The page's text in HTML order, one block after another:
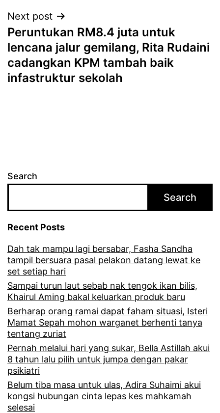
Next post
Peruntukan RM8.4 juta untuk
lencana jalur gemilang, Rita Rudaini
cadangkan KPM tambah baik
infastruktur sekolah
Search
Search
Recent Posts
Dah tak mampu lagi bersabar, Fasha Sandha
tampil bersuara pasal pelakon datang lewat ke
set setiap hari
Sampai turun laut sebab nak tengok ikan bilis,
Khairul Aming bakal keluarkan produk baru
Berharap orang ramai dapat faham situasi, Isteri
Mamat Sepah mohon warganet berhenti tanya
tentang zuriat
Pernah melalui hari yang sukar, Bella Astillah akui
8 tahun lalu pilih untuk jumpa dengan pakar
psikiatri
Belum tiba masa untuk ulas, Adira Suhaimi akui
kongsi hubungan cinta lepas kes mahkamah
selesai